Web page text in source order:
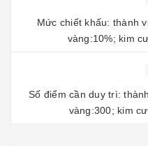
Mức chiết khấu: thành
vàng:10%; kim
Số điểm cần duy trì:
vàng:300; kim